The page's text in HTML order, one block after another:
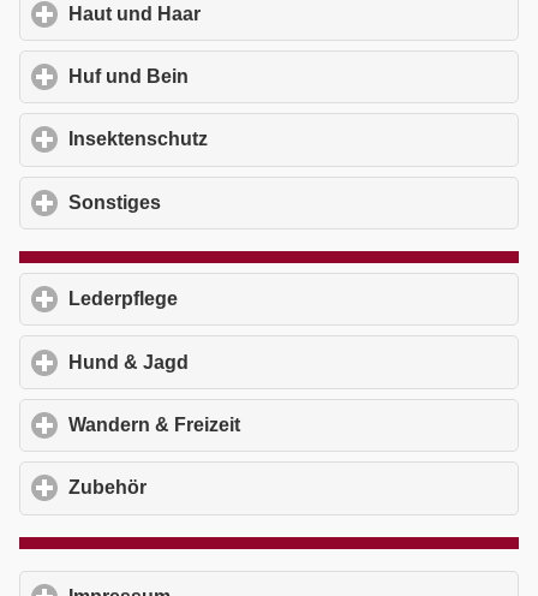
Haut und Haar
Huf und Bein
Insektenschutz
Sonstiges
Lederpflege
Hund & Jagd
Wandern & Freizeit
Zubehör